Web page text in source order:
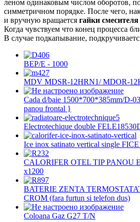
леном одинаковым числом оборотов,
симметричном порядке. После чего,
и вручную вращается гайки смесителя
Когда чувствуем что конец процесса
B случае подкапывание,
BEP/E - 1000
MDV MDSR-12HRN1/ MDOR-
Cada d/baie 1500*700*385mm/D-
panou frontal }
Electrotechique double
Ice inox satinato vertical single
CALORIFER OTEL TIP PANOU
x1200
BATERIE ZENTA
CROM (fara furtun si telefon dus)
Coloana Gaz G27 T/N